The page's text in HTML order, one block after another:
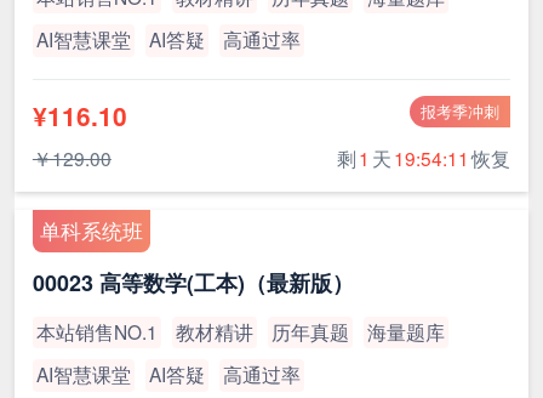
AI智慧课堂
AI答疑 高通过率
报考季冲刺
¥116.10
￥129.00 剩1 天19:54:10 恢复
单科系统班
00023 高等数学(工本)（最新版）
本站销售NO.1 教材精讲 历年真题
海量题库
AI智慧课堂
AI答疑 高通过率